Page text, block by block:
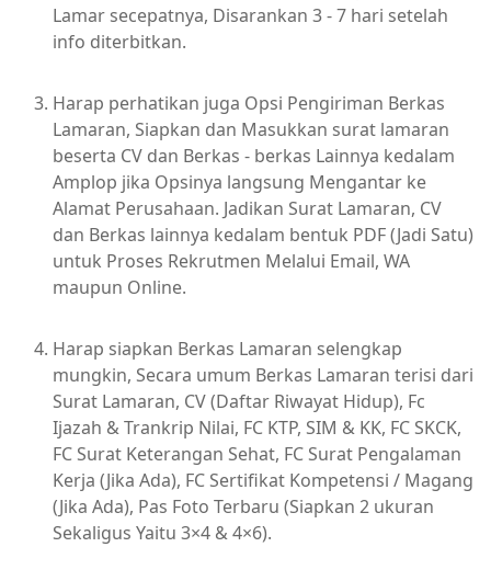
Lamar secepatnya, Disarankan 3 - 7 hari setelah
info diterbitkan.
Harap perhatikan juga Opsi Pengiriman Berkas
Lamaran, Siapkan dan Masukkan surat lamaran
beserta CV dan Berkas - berkas Lainnya kedalam
Amplop jika Opsinya langsung Mengantar ke
Alamat Perusahaan. Jadikan Surat Lamaran, CV
dan Berkas lainnya kedalam bentuk PDF (Jadi Satu)
untuk Proses Rekrutmen Melalui Email, WA
maupun Online.
Harap siapkan Berkas Lamaran selengkap
mungkin, Secara umum Berkas Lamaran terisi dari
Surat Lamaran, CV (Daftar Riwayat Hidup), Fc
Ijazah & Trankrip Nilai, FC KTP, SIM & KK, FC SKCK,
FC Surat Keterangan Sehat, FC Surat Pengalaman
Kerja (Jika Ada), FC Sertifikat Kompetensi / Magang
(Jika Ada), Pas Foto Terbaru (Siapkan 2 ukuran
Sekaligus Yaitu 3×4 & 4×6).